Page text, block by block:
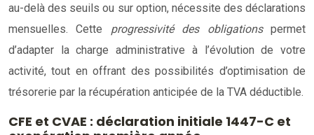
au-delà des seuils ou sur option, nécessite des déclarations
mensuelles. Cette progressivité des obligationspermet
d’adapter la charge administrative à l’évolution de votre
activité, tout en offrant des possibilités d’optimisation de
trésorerie par la récupération anticipée de la TVA déductible.
CFE et CVAE : déclaration initiale 1447-C et